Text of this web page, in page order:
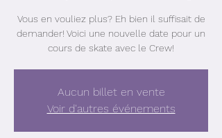
Vous en vouliez plus? Eh bien il suffisait de
demander! Voici une nouvelle date pour un
cours de skate avec le Crew!
Aucun billet en vente
Voir d'autres événements